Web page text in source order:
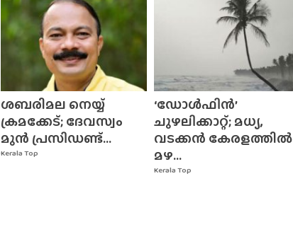
Kerala Top
ശബരിമല നെയ്യ്
ക്രമക്കേട്; ദേവസ്വം
മുൻ പ്രസിഡണ്ട്...
Kerala Top
‘ഡോൾഫിൻ’
ചുഴലിക്കാറ്റ്; മധ്യ,
വടക്കൻ കേരളത്തിൽ
മഴ...